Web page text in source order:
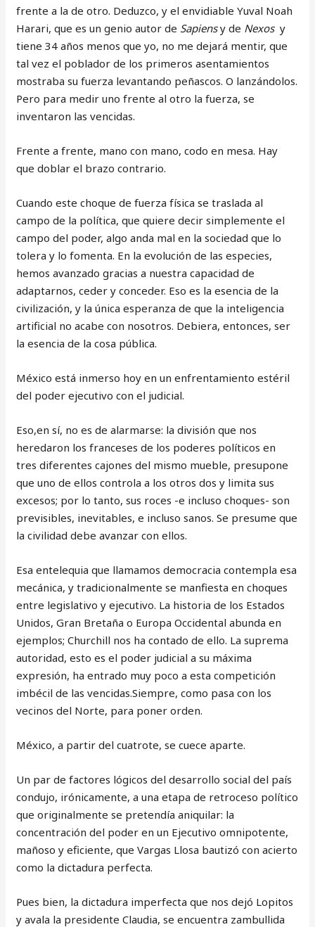
frente a la de otro. Deduzco, y el envidiable Yuval Noah
Harari, que es un genio autor de Sapiensy de Nexos y
tiene 34 años menos que yo, no me dejará mentir, que
tal vez el poblador de los primeros asentamientos
mostraba su fuerza levantando peñascos. O lanzándolos.
Pero para medir uno frente al otro la fuerza, se
inventaron las vencidas.
Frente a frente, mano con mano, codo en mesa. Hay
que doblar el brazo contrario.
Cuando este choque de fuerza física se traslada al
campo de la política, que quiere decir simplemente el
campo del poder, algo anda mal en la sociedad que lo
tolera y lo fomenta. En la evolución de las especies,
hemos avanzado gracias a nuestra capacidad de
adaptarnos, ceder y conceder. Eso es la esencia de la
civilización, y la única esperanza de que la inteligencia
artificial no acabe con nosotros. Debiera, entonces, ser
la esencia de la cosa pública.
México está inmerso hoy en un enfrentamiento estéril
del poder ejecutivo con el judicial.
Eso,en sí, no es de alarmarse: la división que nos
heredaron los franceses de los poderes políticos en
tres diferentes cajones del mismo mueble, presupone
que uno de ellos controla a los otros dos y limita sus
excesos; por lo tanto, sus roces -e incluso choques- son
previsibles, inevitables, e incluso sanos. Se presume que
la civilidad debe avanzar con ellos.
Esa entelequia que llamamos democracia contempla esa
mecánica, y tradicionalmente se manfiesta en choques
entre legislativo y ejecutivo. La historia de los Estados
Unidos, Gran Bretaña o Europa Occidental abunda en
ejemplos; Churchill nos ha contado de ello. La suprema
autoridad, esto es el poder judicial a su máxima
expresión, ha entrado muy poco a esta competición
imbécil de las vencidas.Siempre, como pasa con los
vecinos del Norte, para poner orden.
México, a partir del cuatrote, se cuece aparte.
Un par de factores lógicos del desarrollo social del país
condujo, irónicamente, a una etapa de retroceso político
que originalmente se pretendía aniquilar: la
concentración del poder en un Ejecutivo omnipotente,
mañoso y eficiente, que Vargas Llosa bautizó con acierto
como la dictadura perfecta.
Pues bien, la dictadura imperfecta que nos dejó Lopitos
y avala la presidente Claudia, se encuentra zambullida